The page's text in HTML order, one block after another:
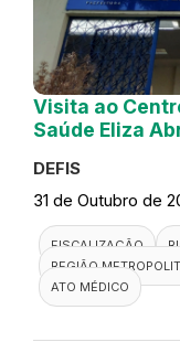
Visita ao
Saúde Eliza
DEFIS
31 de Outubro de
FISCALIZAÇÃO
REGIÃO
ATO MÉDICO